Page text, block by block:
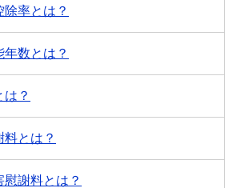
除率とは？
年数とは？
は？
料とは？
慰謝料とは？